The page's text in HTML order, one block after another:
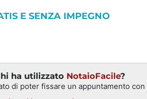
E SENZA IMPEGNO
ha utilizzato NotaioFacile?
di poter fissare un appuntamento